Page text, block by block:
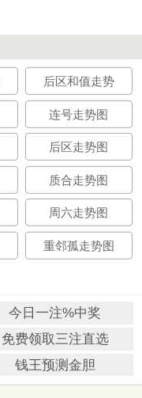
后区和值走势
连号走势图
后区走势图
质合走势图
周六走势图
重邻孤走势图
今日一注%中奖
免费领取三注直选
钱王预测金胆